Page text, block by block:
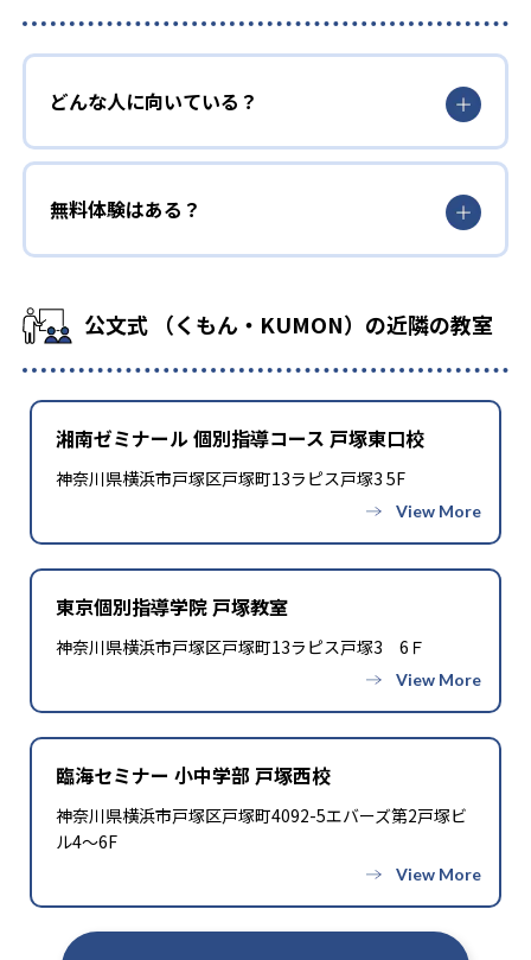
どんな人に向いている？
無料体験はある？
公文式 （くもん・KUMON）の近隣の教室
湘南ゼミナール 個別指導コース 戸塚東口校
神奈川県横浜市戸塚区戸塚町13ラピス戸塚3 5F
東京個別指導学院 戸塚教室
神奈川県横浜市戸塚区戸塚町13ラピス戸塚3 6Ｆ
臨海セミナー 小中学部 戸塚西校
神奈川県横浜市戸塚区戸塚町4092-5エバーズ第2戸塚ビ
ル4〜6F